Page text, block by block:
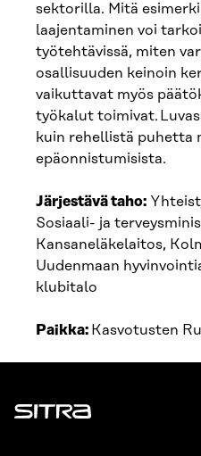
sektorilla. Mitä
laajentaminen voi
työtehtävissä, miten
osallisuuden keinoin
vaikuttavat myös
työkalut toimivat.
kuin rehellistä puhetta
epäonnistumisista.
Järjestävä taho:
Sosiaali- ja
Kansaneläkelaitos,
Uudenmaan
klubitalo
Paikka: Kasvotusten
Sitra